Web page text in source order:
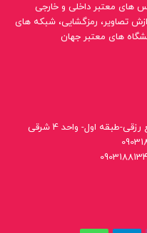
های معتبر داخلی و خارجی
تصاویر، رمزگشایی، شبکه های
های معتبر جهان
طبقه اول- واحد 4 شرقی